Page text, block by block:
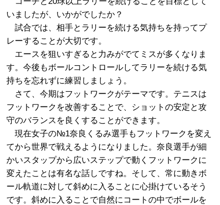
いましたが、いかがでしたか？
試合では、相手とラリーを続ける気持ちを持ってプ
レーすることが大切です。
エースを狙いすぎると力みがでてミスが多くなりま
す。今後もボールコントロールしてラリーを続ける気
持ちを忘れずに練習しましょう。
さて、今期はフットワークがテーマです。テニスは
フットワークを改善することで、ショットの安定と攻
守のバランスを良くすることができます。
現在女子の№1奈良くるみ選手もフットワークを変え
てから世界で戦えるようになりました。奈良選手が細
かいスタップから広いステップで動くフットワークに
変えたことは有名な話しですね。そして、常に動きボ
ール軌道に対して斜めに入ることに心掛けているそう
です。斜めに入ることで自然にコートの中でボールを